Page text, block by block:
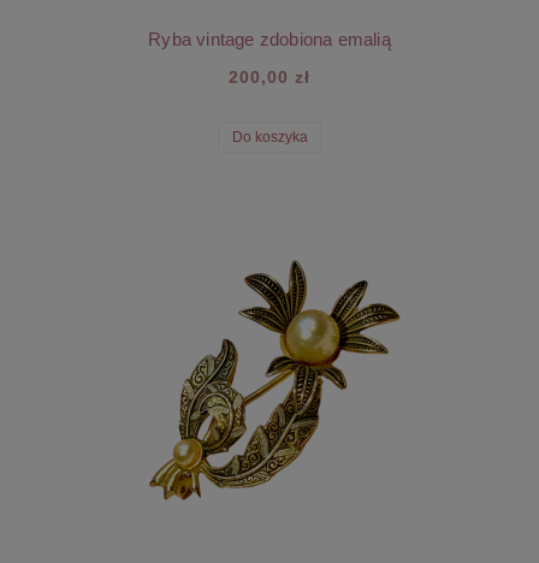
Ryba vintage zdobiona emalią
200,00 zł
Do koszyka